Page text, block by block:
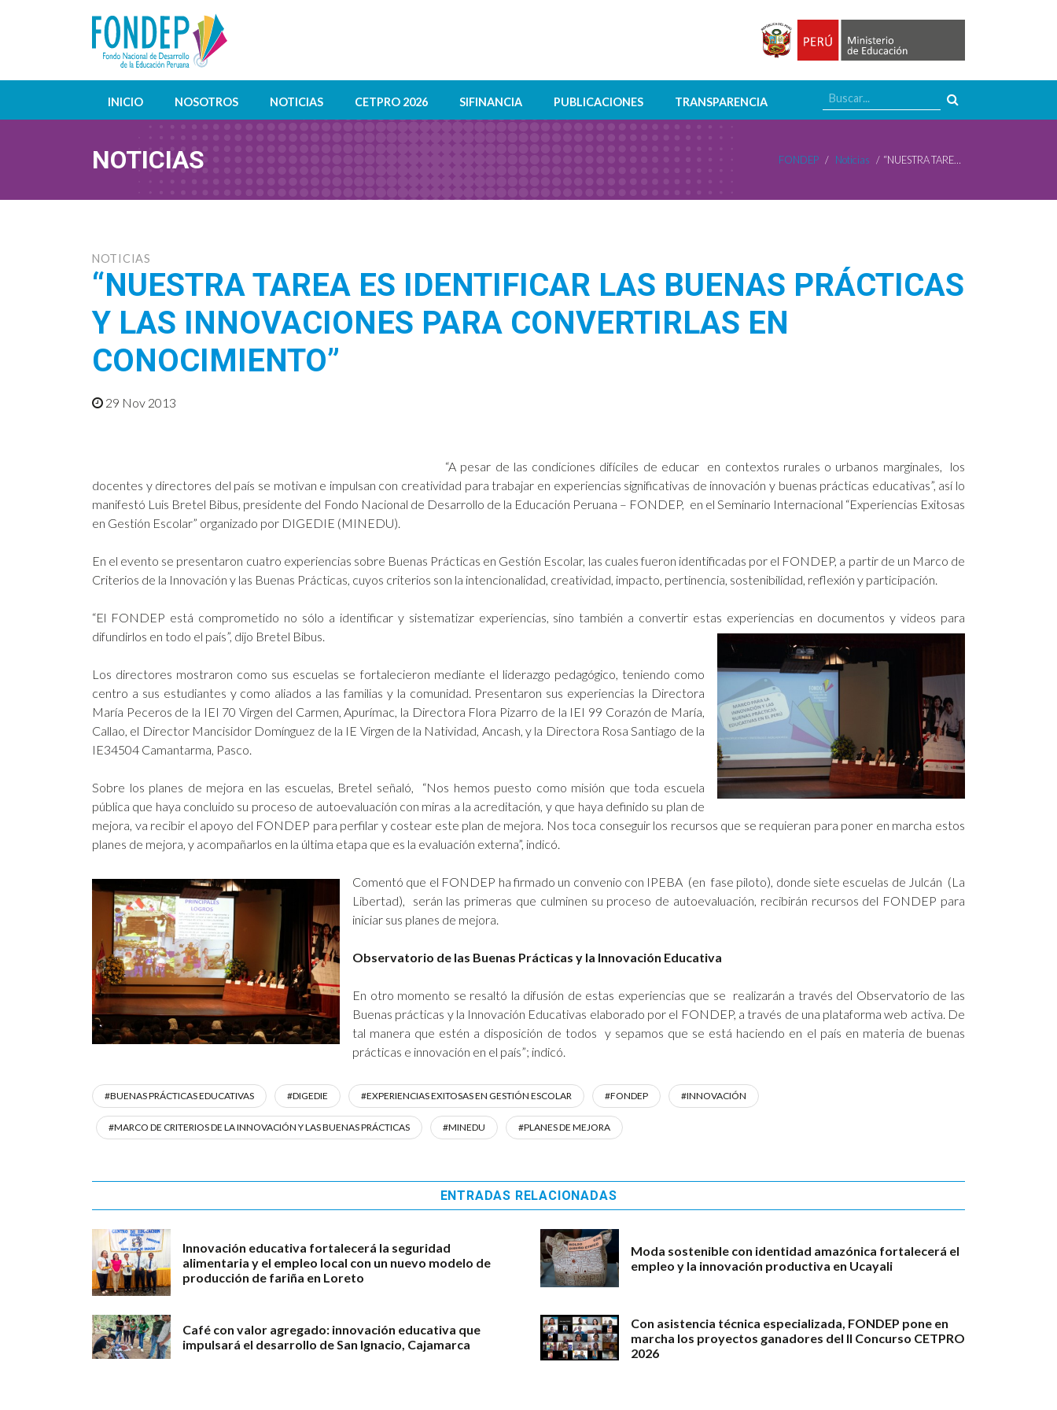
INICIO NOSOTROS NOTICIAS CETPRO 2026 SIFINANCIA PUBLICACIONES TRANSPARENCIA
NOTICIAS FONDEP / Noticias / “NUESTRA TAREA ES IDENTIFICAR LAS BUENAS PRÁCTICAS Y LAS INNOVACIONES PARA CONVERTIRLAS EN CONOCIMIENTO”
NOTICIAS
“NUESTRA TAREA ES IDENTIFICAR LAS BUENAS PRÁCTICAS
Y LAS INNOVACIONES PARA CONVERTIRLAS EN
CONOCIMIENTO”
29 Nov 2013
“A pesar de las condiciones difíciles de educar en contextos rurales o urbanos marginales, los
docentes y directores del país se motivan e impulsan con creatividad para trabajar en experiencias significativas de innovación y buenas prácticas educativas”, así lo
manifestó Luis Bretel Bibus, presidente del Fondo Nacional de Desarrollo de la Educación Peruana – FONDEP, en el Seminario Internacional “Experiencias Exitosas
en Gestión Escolar” organizado por DIGEDIE (MINEDU).
En el evento se presentaron cuatro experiencias sobre Buenas Prácticas en Gestión Escolar, las cuales fueron identificadas por el FONDEP, a partir de un Marco de
Criterios de la Innovación y las Buenas Prácticas, cuyos criterios son la intencionalidad, creatividad, impacto, pertinencia, sostenibilidad, reflexión y participación.
“El FONDEP está comprometido no sólo a identificar y sistematizar experiencias, sino también a convertir estas experiencias en documentos y videos para
difundirlos en todo el país”, dijo Bretel Bibus.
Los directores mostraron como sus escuelas se fortalecieron mediante el liderazgo pedagógico, teniendo como
centro a sus estudiantes y como aliados a las familias y la comunidad. Presentaron sus experiencias la Directora
María Peceros de la IEI 70 Virgen del Carmen, Apurímac, la Directora Flora Pizarro de la IEI 99 Corazón de María,
Callao, el Director Mancisidor Domínguez de la IE Virgen de la Natividad, Ancash, y la Directora Rosa Santiago de la
IE34504 Camantarma, Pasco.
Sobre los planes de mejora en las escuelas, Bretel señaló, “Nos hemos puesto como misión que toda escuela
pública que haya concluido su proceso de autoevaluación con miras a la acreditación, y que haya definido su plan de
mejora, va recibir el apoyo del FONDEP para perfilar y costear este plan de mejora. Nos toca conseguir los recursos que se requieran para poner en marcha estos
planes de mejora, y acompañarlos en la última etapa que es la evaluación externa”, indicó.
Comentó que el FONDEP ha firmado un convenio con IPEBA (en fase piloto), donde siete escuelas de Julcán (La
Libertad), serán las primeras que culminen su proceso de autoevaluación, recibirán recursos del FONDEP para
iniciar sus planes de mejora.
Observatorio de las Buenas Prácticas y la Innovación Educativa
En otro momento se resaltó la difusión de estas experiencias que se realizarán a través del Observatorio de las
Buenas prácticas y la Innovación Educativas elaborado por el FONDEP, a través de una plataforma web activa. De
tal manera que estén a disposición de todos y sepamos que se está haciendo en el país en materia de buenas
prácticas e innovación en el país”; indicó.
#BUENAS PRÁCTICAS EDUCATIVAS #DIGEDIE #EXPERIENCIAS EXITOSAS EN GESTIÓN ESCOLAR #FONDEP #INNOVACIÓN
#MARCO DE CRITERIOS DE LA INNOVACIÓN Y LAS BUENAS PRÁCTICAS #MINEDU #PLANES DE MEJORA
ENTRADAS RELACIONADAS
Innovación educativa fortalecerá la seguridad
alimentaria y el empleo local con un nuevo modelo de
producción de fariña en Loreto
Moda sostenible con identidad amazónica fortalecerá el
empleo y la innovación productiva en Ucayali
Café con valor agregado: innovación educativa que
impulsará el desarrollo de San Ignacio, Cajamarca
Con asistencia técnica especializada, FONDEP pone en
marcha los proyectos ganadores del II Concurso CETPRO
2026